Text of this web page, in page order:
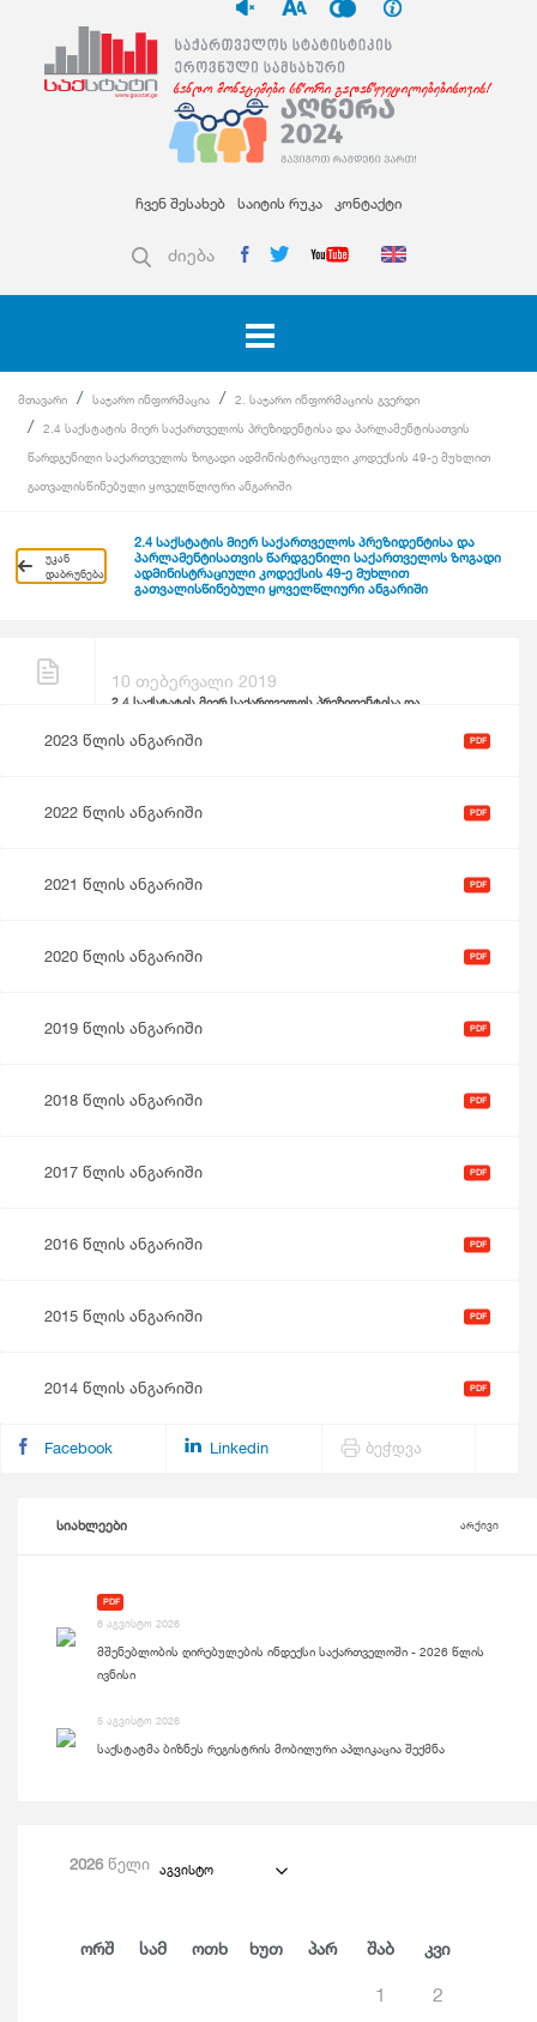
ჩვენ შესახებ საიტის რუკა კონტაქტი
ძიება
მთავარი საჯარო ინფორმაცია
2. საჯარო ინფორმაციის გვერდი
2.4 საქსტატის მიერ საქართველოს პრეზიდენტისა და პარლამენტისათვის
წარდგენილი საქართველოს ზოგადი ადმინისტრაციული კოდექსის 49-ე მუხლით
გათვალისწინებული ყოველწლიური ანგარიში
უკან
დაბრუნება
2.4 საქსტატის მიერ საქართველოს პრეზიდენტისა და
პარლამენტისათვის წარდგენილი საქართველოს ზოგადი
ადმინისტრაციული კოდექსის 49-ე მუხლით
გათვალისწინებული ყოველწლიური ანგარიში
2.4 საქსტატის მიერ საქართველოს პრეზიდენტისა და
ადმინისტრაციული კოდექსის 49-ე მუხლით
10 თებერვალი 2019
2023 წლის ანგარიში PDF
2022 წლის ანგარიში PDF
2021 წლის ანგარიში PDF
2020 წლის ანგარიში PDF
2019 წლის ანგარიში PDF
2018 წლის ანგარიში PDF
2017 წლის ანგარიში PDF
2016 წლის ანგარიში PDF
2015 წლის ანგარიში PDF
2014 წლის ანგარიში PDF
Facebook Linkedin ბეჭდვა
სიახლეები არქივი
PDF
6 აგვისტო 2026
მშენებლობის ღირებულების ინდექსი საქართველოში - 2026 წლის
ივნისი
5 აგვისტო 2026
საქსტატმა ბიზნეს რეგისტრის მობილური აპლიკაცია შექმნა
2026წელი აგვისტო
Ორშ Სამ Ოთხ Ხუთ Პარ Შაბ Კვი
1 2